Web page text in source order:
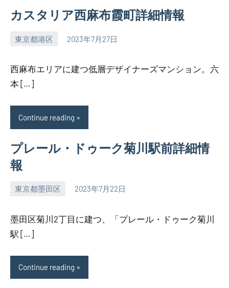
カスタリア西麻布霞町詳細情報
東京都港区 2023年7月27日
SEZIMO
西麻布エリアに建つ低層デザイナーズマンション。六
本 […]
Continue reading
プレール・ドゥーク菊川駅前詳細情
報
東京都墨田区 2023年7月22日
SEZIMO
墨田区菊川2丁目に建つ、「プレール・ドゥーク菊川
駅 […]
Continue reading